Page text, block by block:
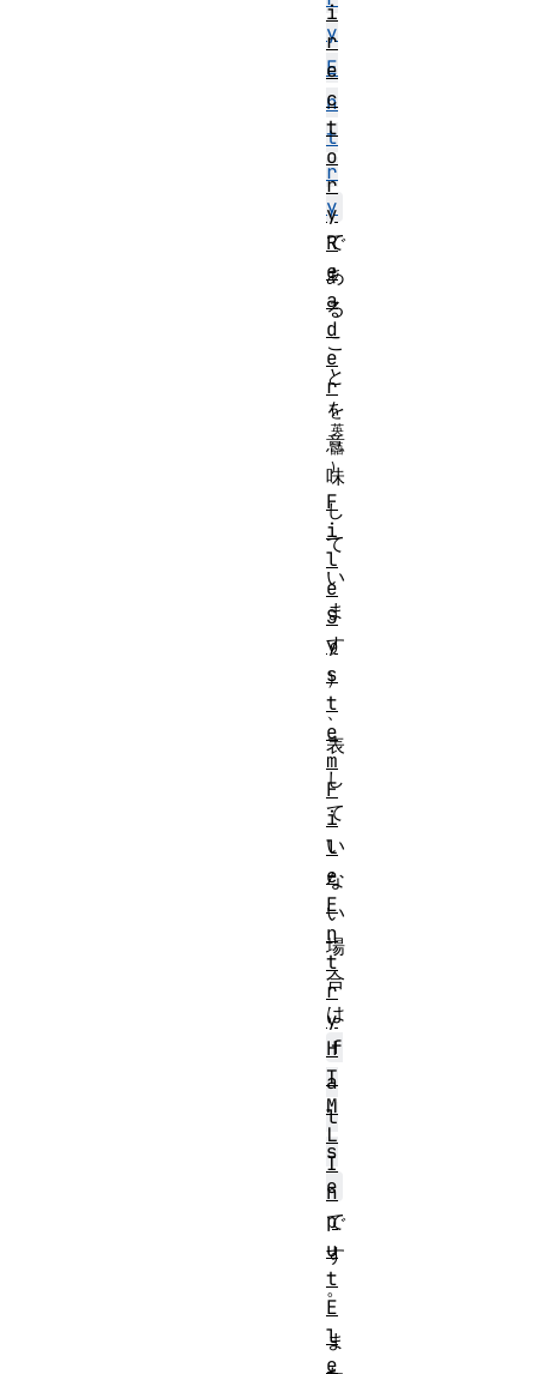
y
E
n
t
r
y
で
あ
る
こ
と
を
意
味
し
て
い
ま
す
）
、
表
し
て
い
な
い
場
合
は
f
a
l
s
e
で
す
。
ま
i
r
e
c
t
o
r
y
R
e
a
d
e
r
F
i
l
e
S
y
s
t
e
m
F
i
l
e
E
n
t
r
y
H
T
M
L
I
n
p
u
t
E
l
e